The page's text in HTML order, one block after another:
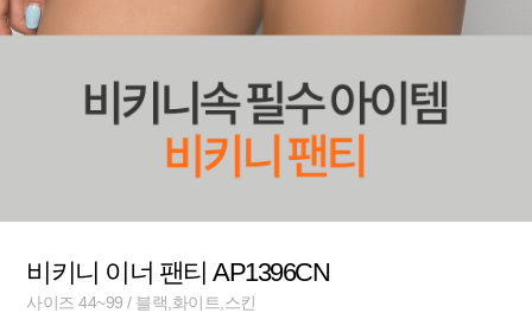
비키니 이너 팬티 AP1396CN
사이즈 44~99 / 블랙,화이트,스킨